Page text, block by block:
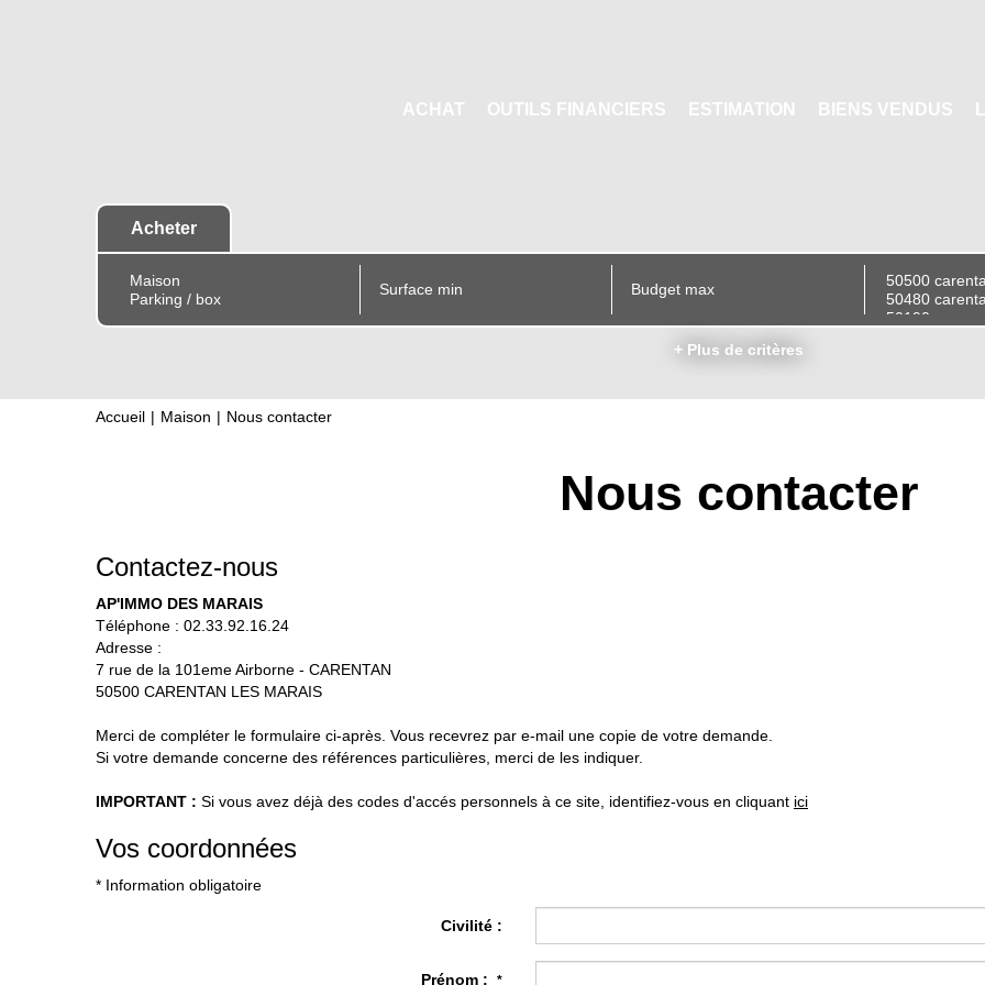
ACHAT OUTILS FINANCIERS ESTIMATION BIENS VENDUS
Acheter
+ Plus de critères
Accueil Maison Nous contacter
Nous contacter
Contactez-nous
AP'IMMO DES MARAIS
Téléphone : 02.33.92.16.24
Adresse :
7 rue de la 101eme Airborne - CARENTAN
50500 CARENTAN LES MARAIS
Merci de compléter le formulaire ci-après. Vous recevrez par e-mail une copie de votre demande.
Si votre demande concerne des références particulières, merci de les indiquer.
IMPORTANT : Si vous avez déjà des codes d'accés personnels à ce site, identifiez-vous en cliquant ici
Vos coordonnées
* Information obligatoire
Civilité :
Prénom : *